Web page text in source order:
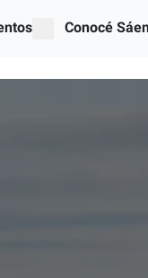
mostrar
Conocé